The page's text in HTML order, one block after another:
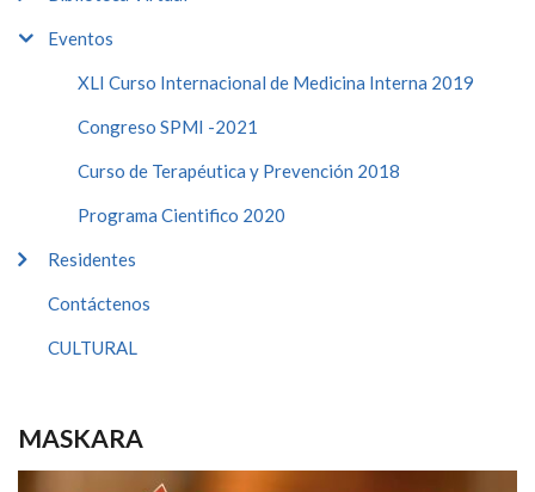
Eventos
XLI Curso Internacional de Medicina Interna 2019
Congreso SPMI -2021
Curso de Terapéutica y Prevención 2018
Programa Cientifico 2020
Residentes
Contáctenos
CULTURAL
MASKARA